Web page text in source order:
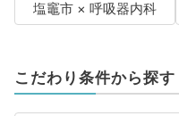
塩竈市 × 呼吸器内科
こだわり条件から探す